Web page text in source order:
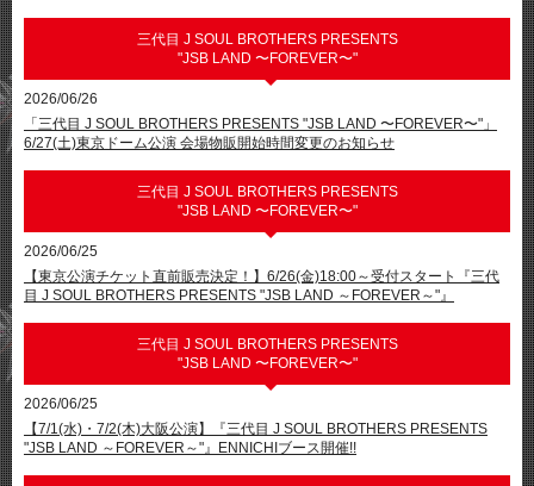
三代目 J SOUL BROTHERS PRESENTS
"JSB LAND 〜FOREVER〜"
2026/06/26
「三代⽬ J SOUL BROTHERS PRESENTS "JSB LAND 〜FOREVER〜"」
6/27(⼟)東京ドーム公演 会場物販開始時間変更のお知らせ
三代目 J SOUL BROTHERS PRESENTS
"JSB LAND 〜FOREVER〜"
2026/06/25
【東京公演チケット直前販売決定！】6/26(金)18:00～受付スタート『三代
目 J SOUL BROTHERS PRESENTS "JSB LAND ～FOREVER～"』
三代目 J SOUL BROTHERS PRESENTS
"JSB LAND 〜FOREVER〜"
2026/06/25
【7/1(水)・7/2(木)大阪公演】『三代目 J SOUL BROTHERS PRESENTS
"JSB LAND ～FOREVER～"』ENNICHIブース開催!!